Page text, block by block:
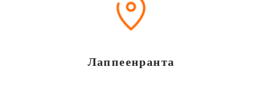
Лаппеенранта